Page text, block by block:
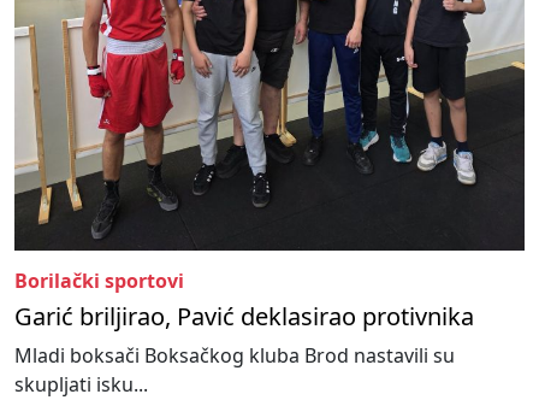
Borilački sportovi
Garić briljirao, Pavić deklasirao protivnika
Mladi boksači Boksačkog kluba Brod nastavili su
skupljati isku...